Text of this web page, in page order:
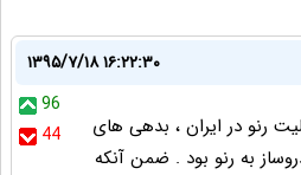
۱۳۹۵/۷/۱۸ ۱۶:۲۲:۳۰
96
44
رنو در ایران ، بدهی های
به رنو بود . ضمن آنکه